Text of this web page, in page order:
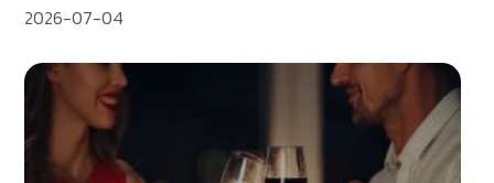
2026-07-04